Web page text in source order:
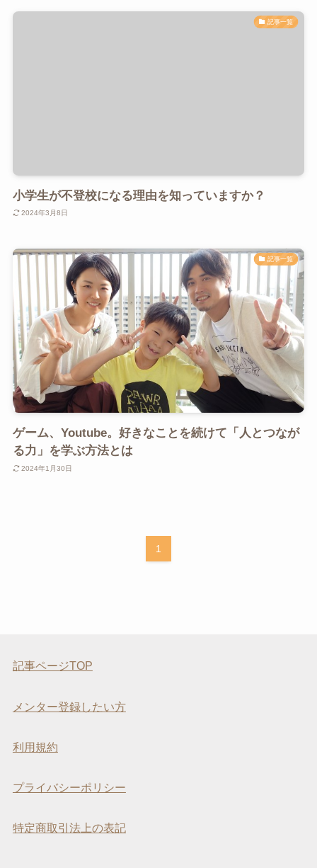
記事一覧
小学生が不登校になる理由を知っていますか？
2024年3月8日
記事一覧
ゲーム、Youtube。好きなことを続けて「人とつなが
る力」を学ぶ方法とは
2024年1月30日
1
記事ページTOP
メンター登録したい方
利用規約
プライバシーポリシー
特定商取引法上の表記